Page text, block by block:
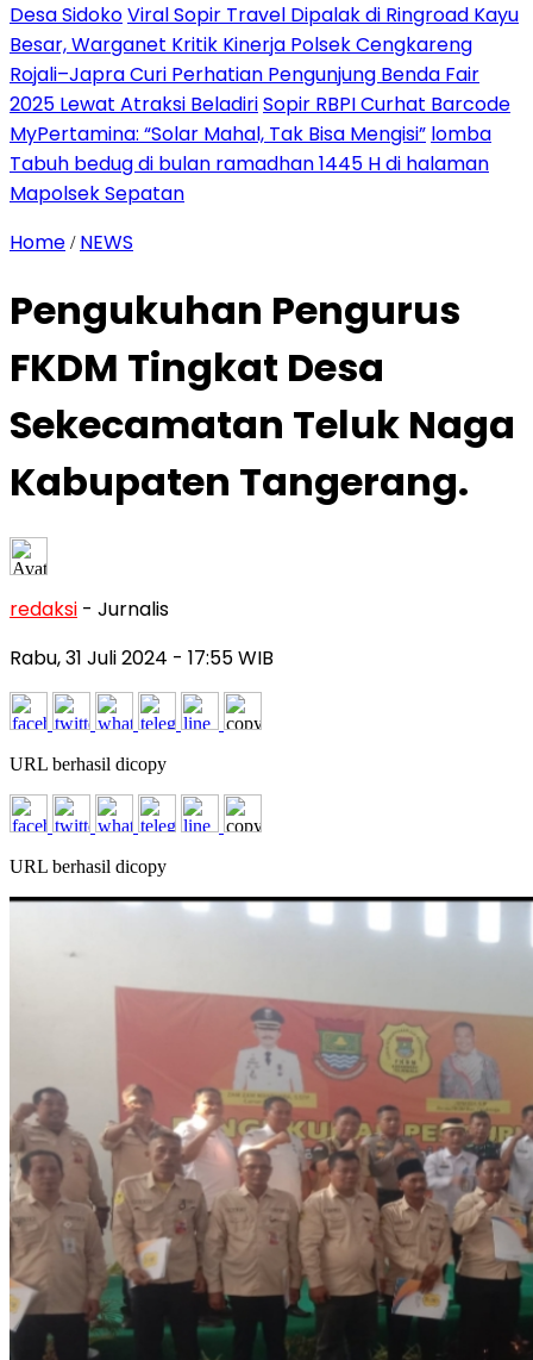
Desa SidokoViral Sopir Travel Dipalak di Ringroad Kayu
Besar, Warganet Kritik Kinerja Polsek Cengkareng
Rojali–Japra Curi Perhatian Pengunjung Benda Fair
2025 Lewat Atraksi BeladiriSopir RBPI Curhat Barcode
MyPertamina: “Solar Mahal, Tak Bisa Mengisi” lomba
Tabuh bedug di bulan ramadhan 1445 H di halaman
Mapolsek Sepatan
Home / NEWS
Pengukuhan Pengurus
FKDM Tingkat Desa
Sekecamatan Teluk Naga
Kabupaten Tangerang.
redaksi - Jurnalis
Rabu, 31 Juli 2024 - 17:55 WIB
URL berhasil dicopy
URL berhasil dicopy